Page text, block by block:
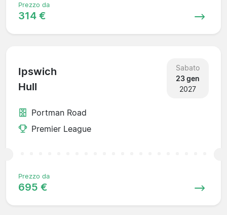
Prezzo da
314 €
Ipswich
Hull
Sabato
23 gen
2027
Portman Road
Premier League
Prezzo da
695 €